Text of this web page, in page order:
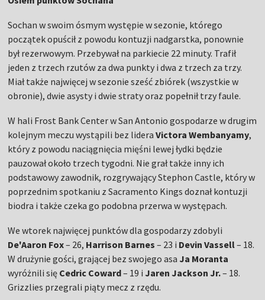
Sochan w swoim ósmym występie w sezonie, którego
początek opuścił z powodu kontuzji nadgarstka, ponownie
był rezerwowym. Przebywał na parkiecie 22 minuty. Trafił
jeden z trzech rzutów za dwa punkty i dwa z trzech za trzy.
Miał także najwięcej w sezonie sześć zbiórek (wszystkie w
obronie), dwie asysty i dwie straty oraz popełnił trzy faule.
W hali Frost Bank Center w San Antonio gospodarze w drugim
kolejnym meczu wystąpili bez lideraVictora Wembanyamy,
który z powodu naciągnięcia mięśni lewej łydki będzie
pauzował około trzech tygodni. Nie grał także inny ich
podstawowy zawodnik, rozgrywający Stephon Castle, który w
poprzednim spotkaniu z Sacramento Kings doznał kontuzji
biodra i także czeka go podobna przerwa w występach.
We wtorek najwięcej punktów dla gospodarzy zdobyli
De'Aaron Fox– 26, Harrison Barnes – 23 i Devin Vassell– 18.
W drużynie gości, grającej bez swojego asa Ja Moranta
wyróżnili się Cedric Coward– 19 i Jaren Jackson Jr.– 18.
Grizzlies przegrali piąty mecz z rzędu.